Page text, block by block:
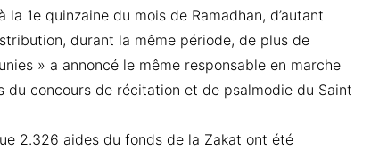
1e quinzaine du mois de Ramadhan, d’autant
durant la même période, de plus de
» a annoncé le même responsable en marche
du concours de récitation et de psalmodie du Saint
2.326 aides du fonds de la Zakat ont été